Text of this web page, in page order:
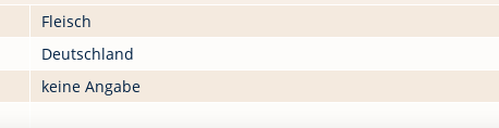
Fleisch
Deutschland
keine Angabe